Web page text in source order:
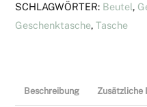
SCHLAGWÖRTER: Beutel,
Geschenktasche,Tasche
Beschreibung Zusätzliche